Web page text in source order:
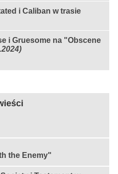
i Caliban w trasie
i Gruesome na "Obscene
the Enemy"